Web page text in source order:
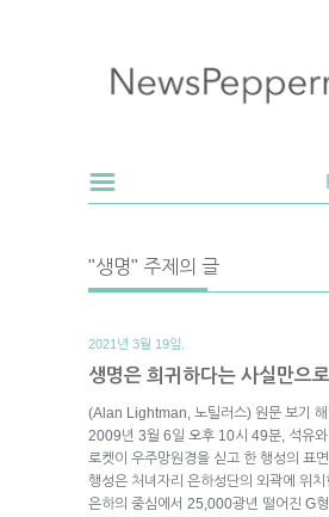
"생명" 주제의 글
2021년 3월 19일.
생명은 희귀하다는 사실만으
(Alan Lightman, 노틸러스) 원문 보기
2009년 3월 6일 오후 10시 49분, 석유
로켓이 우주망원경을 싣고 한 행성의 표
행성은 처녀자리 은하성단의 외곽에 위
은하의 중심에서 25,000광년 떨어진 G